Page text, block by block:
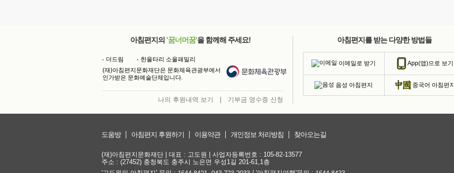
아침편지의 '꿈너머꿈'을 함께해 주세요!
더드림
한울타리 소울패밀리
(재)아침편지문화재단은 문화체육관광부에서
인가받은 문화예술단체입니다.
나의 후원내역 보기 기부금 영수증 신청
아침편지를 받는 다양한 방법들
이메일로 받기 App(앱)으로 보기
음성 아침편지 중국어 아침편지
도움방 아침편지 후원하기 이용약관 개인정보 처리방침 찾아오는길
(재)아침편지문화재단 | 대표 : 고도원 | 사업자등록번호 : 105-82-13577
주소 : (27452) 충청북도 충주시 노은면 우성1길 201-61,1층